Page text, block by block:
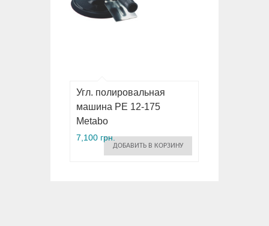
Угл. полировальная
машина PE 12-175
Metabo
7,100 грн.
ДОБАВИТЬ В КОРЗИНУ